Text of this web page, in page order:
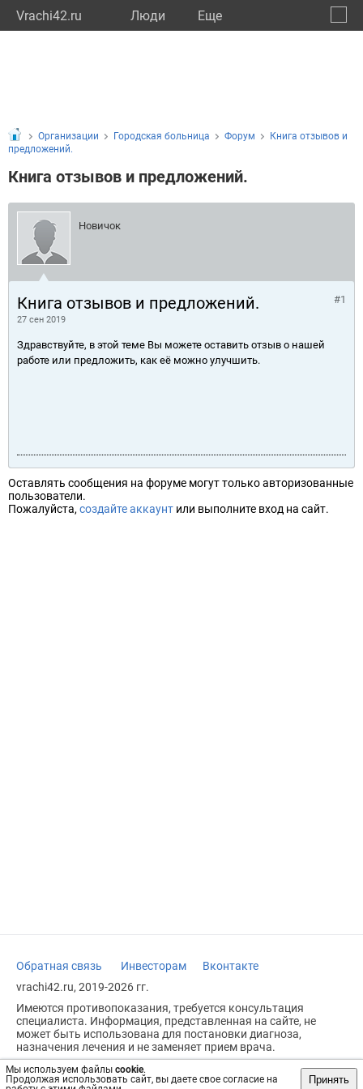
Vrachi42.ru Люди Eще
Мы используем файлы cookie.
Продолжая использовать сайт, вы даете свое согласие на
Принять
Организации Городская больница Форум
Книга отзывов и
предложений.
Книга отзывов и предложений.
Новичок
Книга отзывов и предложений.
27 сен 2019
#1
Здравствуйте, в этой теме Вы можете оставить отзыв о нашей
работе или предложить, как её можно улучшить.
Оставлять сообщения на форуме могут только авторизованные
пользователи.
Пожалуйста, создайте аккаунт или выполните вход на сайт.
Обратная связь Инвесторам
Вконтакте
vrachi42.ru, 2019-2026 гг.
Имеются противопоказания, требуется консультация
специалиста. Информация, представленная на сайте, не
может быть использована для постановки диагноза,
назначения лечения и не заменяет прием врача.
Возрастное ограничение: 18+